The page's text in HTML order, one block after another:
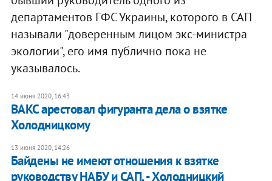
департаментов ГФС Украины, которого в САП
называли "доверенным лицом экс-министра
экологии", его имя публично пока не
указывалось.
14 июня 2020, 16:43
ВАКС арестовал фигуранта дела о взятке
Холодницкому
13 июня 2020, 14:26
Байдены не имеют отношения к взятке
руководству НАБУ и САП, - Холодницкий